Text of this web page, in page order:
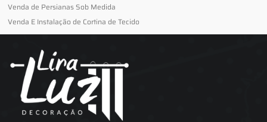
Venda de Persianas Sob Medida
Venda E Instalação de Cortina de Tecido